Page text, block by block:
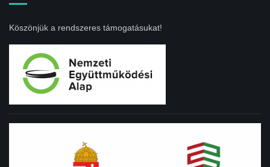
Köszönjük a rendszeres támogatásukat!